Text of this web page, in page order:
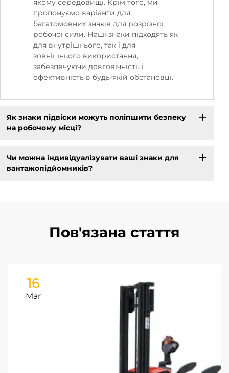
якому середовищі. Крім того, ми
пропонуємо варіанти для
багатомовних знаків для розрізної
робочої сили. Наші знаки підходять як
для внутрішнього, так і для
зовнішнього використання,
забезпечуючи довговічність і
ефективність в будь-якій обстановці.
Як знаки підвіски можуть поліпшити безпеку
на робочому місці?
Чи можна індивідуалізувати ваші знаки для
вантажопідйомників?
Пов'язана стаття
16
Mar